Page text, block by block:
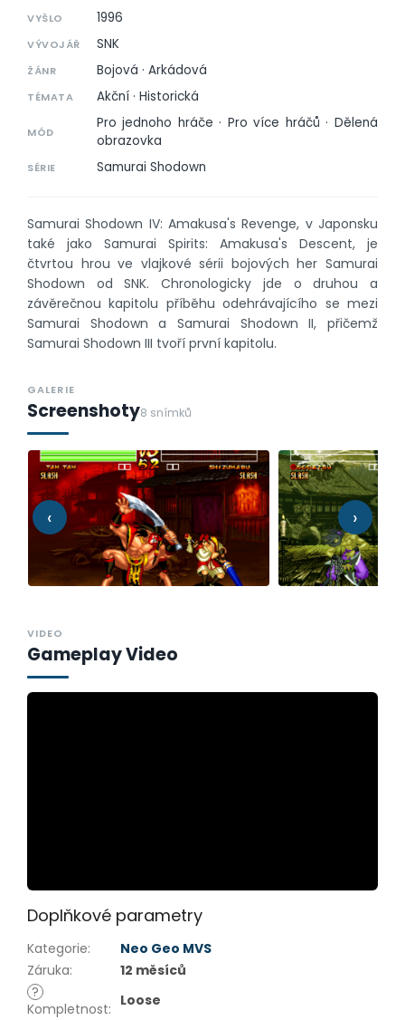
VYŠLO 1996
VÝVOJÁŘ SNK
ŽÁNR Bojová · Arkádová
TÉMATA Akční · Historická
MÓD
Pro jednoho hráče · Pro více hráčů · Dělená
obrazovka
SÉRIE Samurai Shodown
Samurai Shodown IV: Amakusa's Revenge, v Japonsku
také jako Samurai Spirits: Amakusa's Descent, je
čtvrtou hrou ve vlajkové sérii bojových her Samurai
Shodown od SNK. Chronologicky jde o druhou a
závěrečnou kapitolu příběhu odehrávajícího se mezi
Samurai Shodown a Samurai Shodown II, přičemž
Samurai Shodown III tvoří první kapitolu.
GALERIE
Screenshoty8 snímků
‹ ›
VIDEO
Gameplay Video
Doplňkové parametry
Kategorie:
Neo Geo MVS
Záruka:
12 měsíců
?
Kompletnost: Loose